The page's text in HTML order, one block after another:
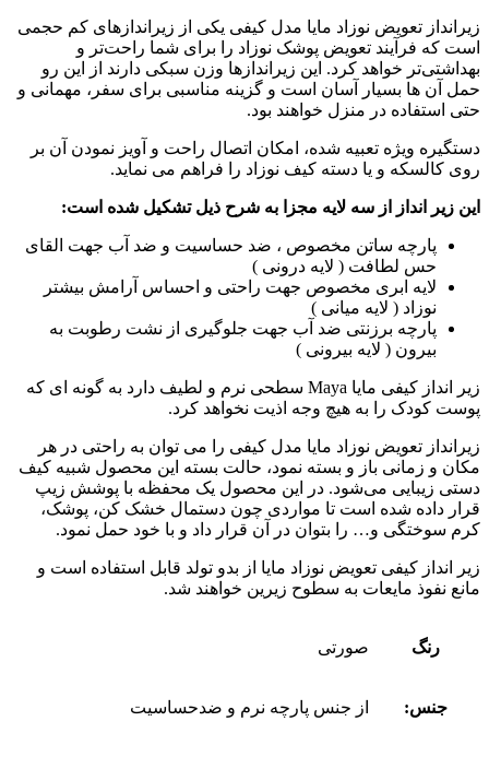
زیرانداز تعویض نوزاد مایا مدل کیفی یکی از زیراندازهای کم حجمی
است که فرآیند تعویض پوشک نوزاد را برای شما راحت‌تر و
بهداشتی‌تر خواهد کرد. این زیراندازها وزن سبکی دارند از این رو
حمل آن ها بسیار آسان است و گزینه مناسبی برای سفر، مهمانی و
حتی استفاده در منزل خواهند بود.
دستگیره ویژه تعبیه شده، امکان اتصال راحت و آویز نمودن آن بر
روی کالسکه و یا دسته کیف نوزاد را فراهم می نماید.
این زیر انداز از سه لایه مجزا به شرح ذیل تشکیل شده است:
پارچه ساتن مخصوص ، ضد حساسیت و ضد آب جهت القای
حس لطافت ( لایه درونی )
لایه ابری مخصوص جهت راحتی و احساس آرامش بیشتر
نوزاد ( لایه میانی )
پارچه برزنتی ضد آب جهت جلوگیری از نشت رطوبت به
بیرون ( لایه بیرونی )
زیر انداز کیفی مایا Maya سطحی نرم و لطیف دارد به گونه ای که
پوست کودک را به هیچ وجه اذیت نخواهد کرد.
زیرانداز تعویض نوزاد مایا مدل کیفی را می توان به راحتی در هر
مکان و زمانی باز و بسته نمود، حالت بسته این محصول شبیه کیف
دستی زیبایی می‌شود. در این محصول یک محفظه با پوشش زیپ
قرار داده شده است تا مواردی چون دستمال خشک کن، پوشک،
کرم سوختگی و… را بتوان در آن قرار داد و با خود حمل نمود.
زیر انداز کیفی تعویض نوزاد مایا از بدو تولد قابل استفاده است و
مانع نفوذ مایعات به سطوح زیرین خواهند شد.
رنگ صورتی
جنس: از جنس پارچه نرم و ضدحساسیت